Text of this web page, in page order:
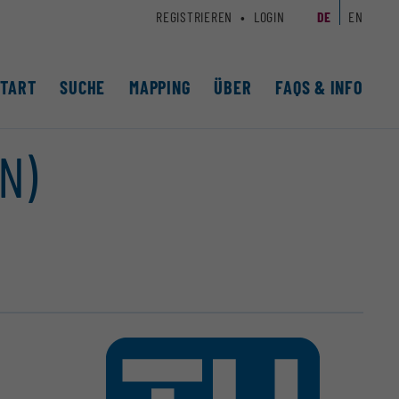
SUCHE MAPPING ÜBER FAQS & INFO
REGISTRIEREN LOGIN DE EN